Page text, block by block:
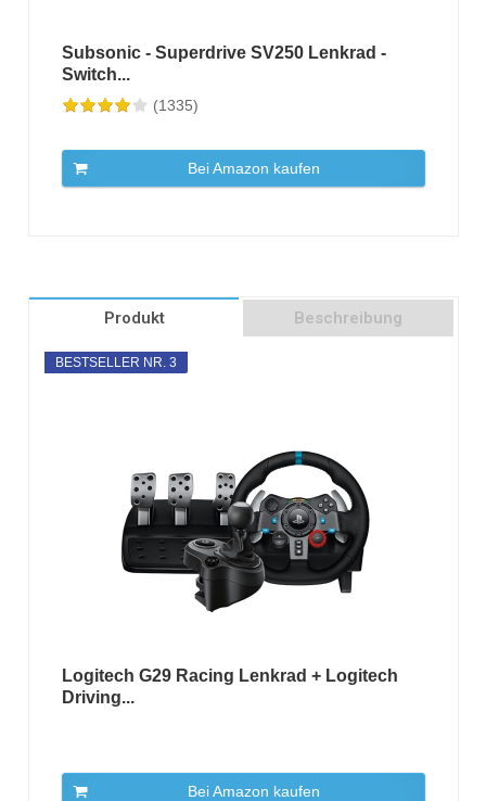
Subsonic - Superdrive SV250 Lenkrad -
Switch...
(1335)
Bei Amazon kaufen
Produkt Beschreibung
BESTSELLER NR. 3
Logitech G29 Racing Lenkrad + Logitech
Driving...
Bei Amazon kaufen